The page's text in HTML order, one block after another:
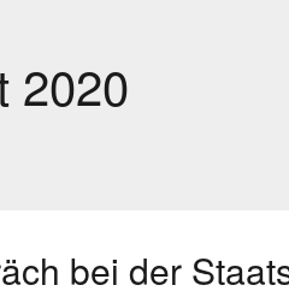
2020
bei der